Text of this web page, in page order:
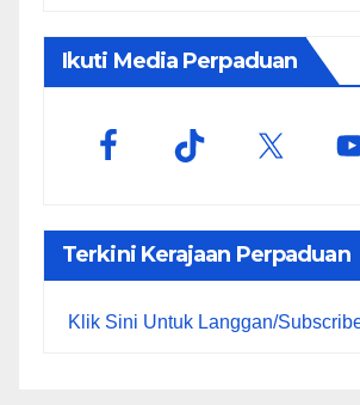
Ikuti Media Perpaduan
Terkini Kerajaan Perpaduan
Klik Sini Untuk Langgan/